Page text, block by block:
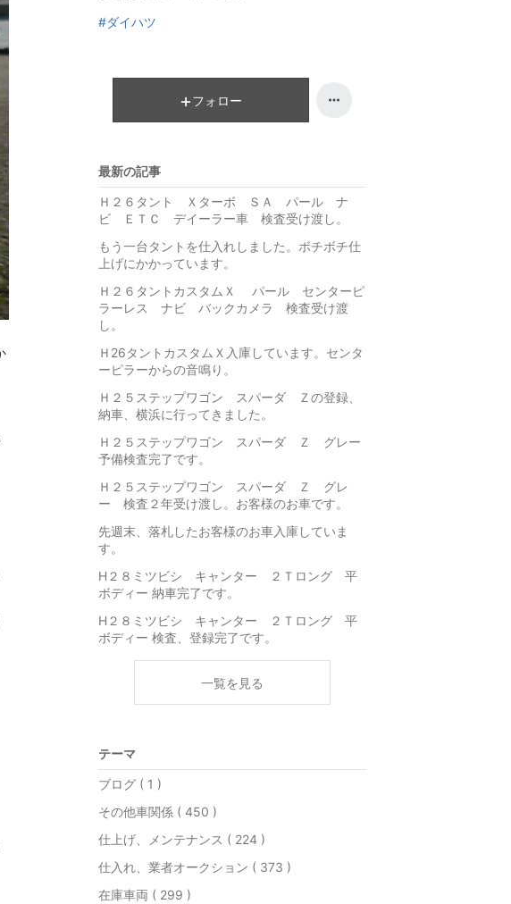
#ダイハツ
フォロー
最新の記事
Ｈ２６タント Ｘターボ ＳＡ パール ナ
ビ ＥＴＣ デイーラー車 検査受け渡し。
もう一台タントを仕入れしました。ボチボチ仕
上げにかかっています。
Ｈ２６タントカスタムＸ パール センターピ
ラーレス ナビ バックカメラ 検査受け渡
し。
Ｈ26タントカスタムＸ入庫しています。センタ
ーピラーからの音鳴り。
Ｈ２５ステップワゴン スパーダ Ｚの登録、
納車、横浜に行ってきました。
Ｈ２５ステップワゴン スパーダ Ｚ グレー
予備検査完了です。
Ｈ２５ステップワゴン スパーダ Ｚ グレ
ー 検査２年受け渡し。お客様のお車です。
先週末、落札したお客様のお車入庫していま
す。
H２８ミツビシ キャンター ２Ｔロング 平
ボディー 納車完了です。
H２８ミツビシ キャンター ２Ｔロング 平
ボディー 検査、登録完了です。
一覧を見る
テーマ
ブログ ( 1 )
その他車関係 ( 450 )
仕上げ、メンテナンス ( 224 )
仕入れ、業者オークション ( 373 )
在庫車両 ( 299 )